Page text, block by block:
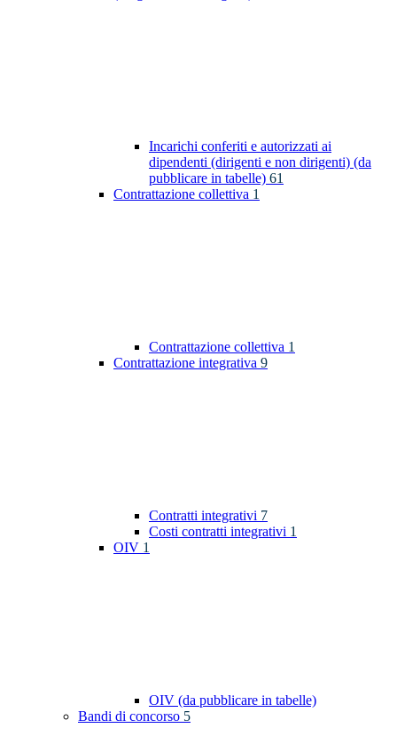
Incarichi conferiti e autorizzati ai
dipendenti (dirigenti e non dirigenti) (da
pubblicare in tabelle) 61
Contrattazione collettiva 1
Contrattazione collettiva 1
Contrattazione integrativa 9
Contratti integrativi 7
Costi contratti integrativi 1
OIV 1
OIV (da pubblicare in tabelle)
Bandi di concorso 5